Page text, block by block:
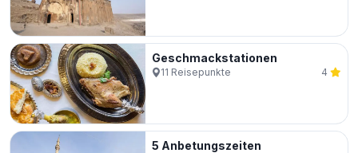
Geschmackstationen
11 Reisepunkte 4
5 Anbetungszeiten